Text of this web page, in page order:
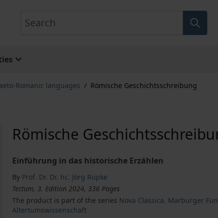
Romanic languages / Römische Geschichtsschreibung
Römische
Einführung in das historische Erzählen
By Prof. Dr. Dr. hc. Jörg Rüpke
Tectum, 3. Edition 2024, 336 Pages
The product is part of the series Nova Classica. Marburger
Altertumswissenschaft